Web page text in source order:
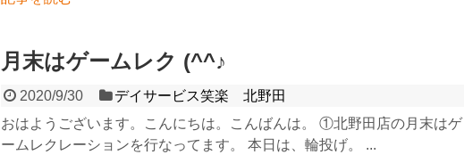
月末はゲームレク (^^♪
2020/9/30
デイサービス笑楽 北野田
おはようございます。こんにちは。こんばんは。 ①北野田店の月末はゲ
ームレクレーションを行なってます。 本日は、輪投げ。 ...